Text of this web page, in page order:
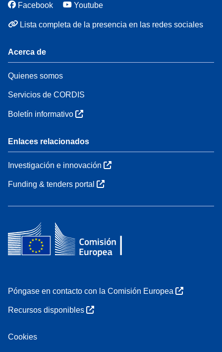
Facebook Youtube
Lista completa de la presencia en las redes sociales
Acerca de
Quienes somos
Servicios de CORDIS
Boletín informativo
Enlaces relacionados
Investigación e innovación
Funding & tenders portal
Póngase en contacto con la Comisión Europea
Recursos disponibles
Cookies